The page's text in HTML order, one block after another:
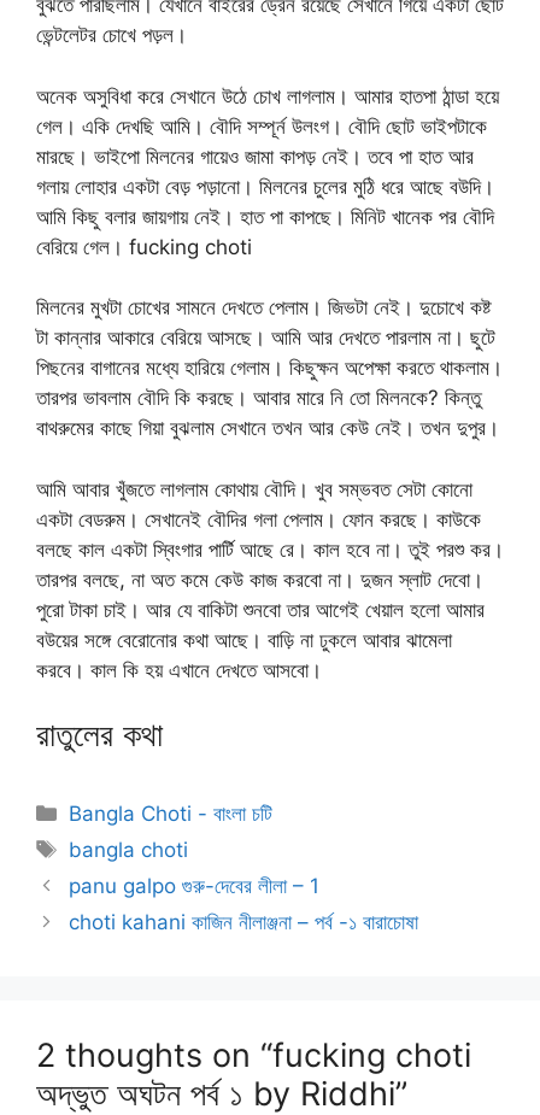
বুঝতে পারছিলাম। যেখানে বাইরের ড্রেন রয়েছে সেখানে গিয়ে একটা ছোট
ভেন্টলেটর চোখে পড়ল।
অনেক অসুবিধা করে সেখানে উঠে চোখ লাগলাম। আমার হাতপা ঠান্ডা হয়ে
গেল। একি দেখছি আমি। বৌদি সম্পূর্ন উলংগ। বৌদি ছোট ভাইপটাকে
মারছে। ভাইপো মিলনের গায়েও জামা কাপড় নেই। তবে পা হাত আর
গলায় লোহার একটা বেড় পড়ানো। মিলনের চুলের মুঠি ধরে আছে বউদি।
আমি কিছু বলার জায়গায় নেই। হাত পা কাপছে। মিনিট খানেক পর বৌদি
বেরিয়ে গেল। fucking choti
মিলনের মুখটা চোখের সামনে দেখতে পেলাম। জিভটা নেই। দুচোখে কষ্ট
টা কান্নার আকারে বেরিয়ে আসছে। আমি আর দেখতে পারলাম না। ছুটে
পিছনের বাগানের মধ্যে হারিয়ে গেলাম। কিছুক্ষন অপেক্ষা করতে থাকলাম।
তারপর ভাবলাম বৌদি কি করছে। আবার মারে নি তো মিলনকে? কিন্তু
বাথরুমের কাছে গিয়া বুঝলাম সেখানে তখন আর কেউ নেই। তখন দুপুর।
আমি আবার খুঁজতে লাগলাম কোথায় বৌদি। খুব সম্ভবত সেটা কোনো
একটা বেডরুম। সেখানেই বৌদির গলা পেলাম। ফোন করছে। কাউকে
বলছে কাল একটা স্বিংগার পার্টি আছে রে। কাল হবে না। তুই পরশু কর।
তারপর বলছে, না অত কমে কেউ কাজ করবো না। দুজন স্লাট দেবো।
পুরো টাকা চাই। আর যে বাকিটা শুনবো তার আগেই খেয়াল হলো আমার
বউয়ের সঙ্গে বেরোনোর কথা আছে। বাড়ি না ঢুকলে আবার ঝামেলা
করবে। কাল কি হয় এখানে দেখতে আসবো।
রাতুলের কথা
Categories
Bangla Choti - বাংলা চটি
Tags
bangla choti
panu galpo গুরু-দেবের লীলা – 1
choti kahani কাজিন নীলাঞ্জনা – পর্ব -১ বারাচোষা
2 thoughts on “fucking choti
অদ্ভুত অঘটন পর্ব ১ by Riddhi”